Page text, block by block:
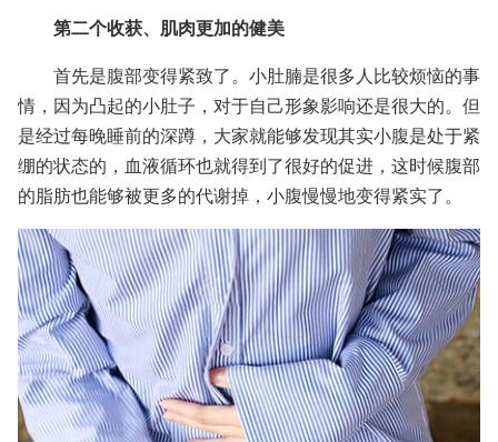
第二个收获、肌肉更加的健美
首先是腹部变得紧致了。小肚腩是很多人比较烦恼的事
情，因为凸起的小肚子，对于自己形象影响还是很大的。但
是经过每晚睡前的深蹲，大家就能够发现其实小腹是处于紧
绷的状态的，血液循环也就得到了很好的促进，这时候腹部
的脂肪也能够被更多的代谢掉，小腹慢慢地变得紧实了。